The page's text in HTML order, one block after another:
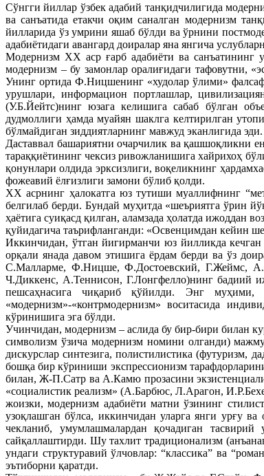
Сўнгги йиллар ўзбек адабий танқидчилигида
ва санъатида етакчи оқим саналган модернизм
йилларида ўз умрини яшаб бўлди ва ўрнини
адабиётидаги авангард доиралар яна янгича
Модернизм XX аср ғарб адабиёти ва санъатининг
модернизм – бу замонлар оралиғидаги тафовутни,
Унинг ортида Ф.Ницшенинг «худолар ўлими»
урушлари, информацион портлашлар,
(У.Б.Йейтс)нинг юзага келишига сабаб бўлган
дудмоллиги ҳамда муайян шаклга келтирилган
бўлмайдиган зиддиятларнинг мавжуд эканлигида эди.
Даставвал башариятни очарчилик ва қашшоқликни
тараққиётининг чексиз ривожланишига хайрихоҳ
қонунлари олдида эрксизлиги, воқеликнинг
фожеавий ёлғизлиги замони бўлиб қолди.
XX асрнинг ҳалокатга юз тутиши муаллифнинг
белгилаб берди. Бундай муҳитда «шеъриятга ўрин
ҳаётига суиқасд қилган, аламзада ҳолатда
қуйидагича таърифланганди: «Освенцимдан кейин
Иккинчидан, ўтган йигирманчи юз йилликда
орқали янада давом этишига ёрдам берди ва ўз
С.Малларме, Ф.Ницше, Ф.Достоевский, Г.Жеймс,
Ч.Диккенс, А.Теннисон, Г.Лонгфелло)нинг бадиий
пешсаҳнасига чиқариб қўйилди. Энг
«модернизм»-«контрмодернизм» воситасида
кўринишига эга бўлди.
Учинчидан, модернизм – аслида бу бир-бири билан
символизм ўзича модернизм номини олганди)
дискурслар синтезига, полистилистика (футуризм,
бошқа бир кўриниши экспрессионизм
билан, Ж-П.Сатр ва А.Камю прозасини
«социалистик реализм» (А.Барбюс, Л.Арагон,
жоизки, модернизм адабиёти матни ўзининг
узоқлашган бўлса, иккинчидан уларга янги урғу
чекланиб, умумлашмалардан қочадиган
сайқаллаштирди. Шу тахлит традиционализм
ундаги структуравий ўлчовлар: “классика” ва
эътиборни қаратди.